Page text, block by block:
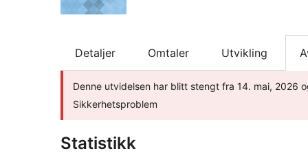
Detaljer Omtaler Utvikling
Denne utvidelsen har blitt stengt fra 14. mai, 2026
Sikkerhetsproblem
Statistikk